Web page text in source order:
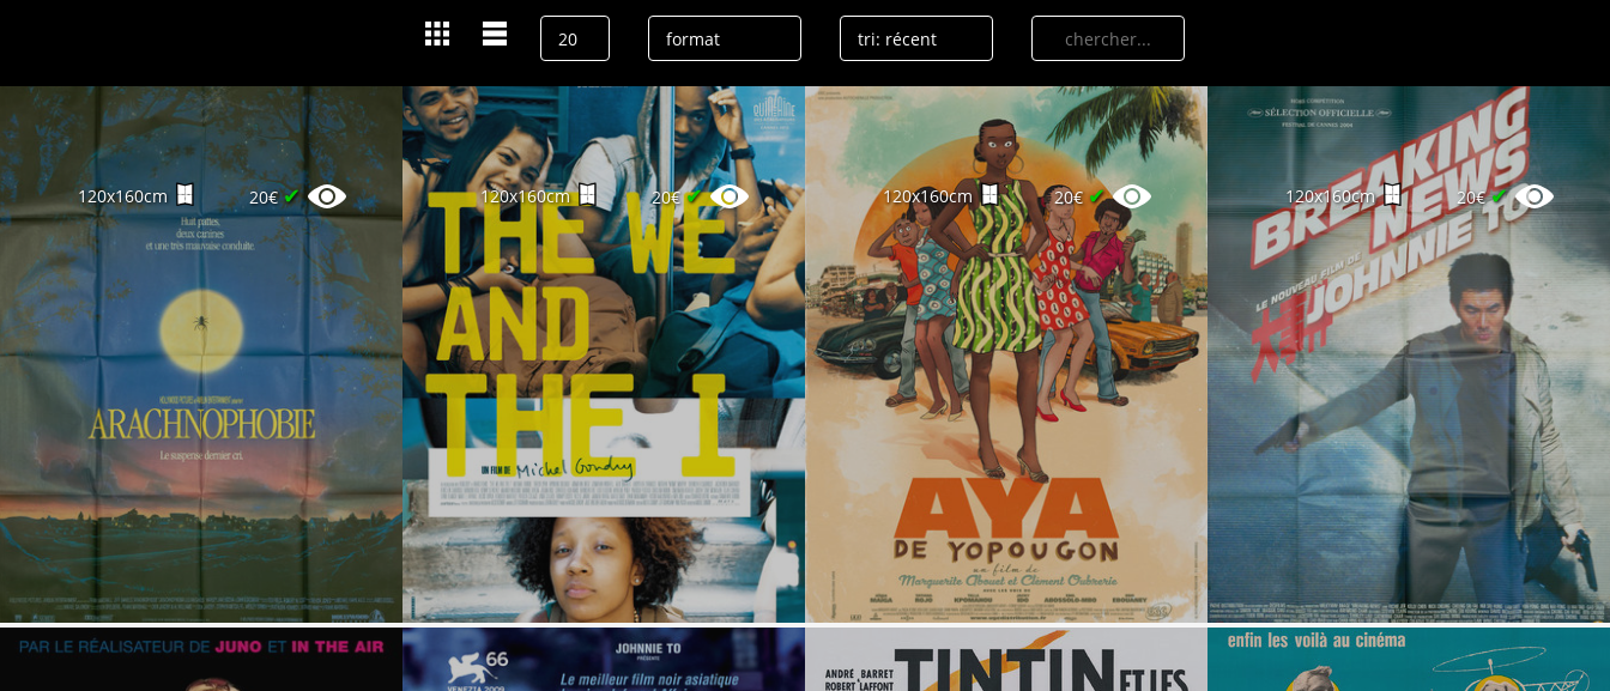
120x160cm 20€✔ 120x160cm 20€✔ 120x160cm 20€✔ 120x160cm 20€✔